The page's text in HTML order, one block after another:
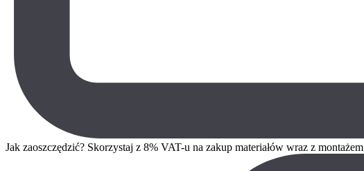
Jak zaoszczędzić? Skorzystaj z 8% VAT-u na zakup materiałów wraz z montażem